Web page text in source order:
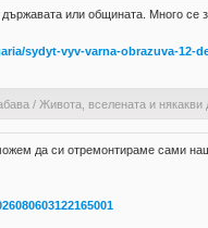
или общината. Много се
sydyt-vyv-varna-obrazuva-12-
/ Живота, вселената и някакви
да си отремонтираме сами